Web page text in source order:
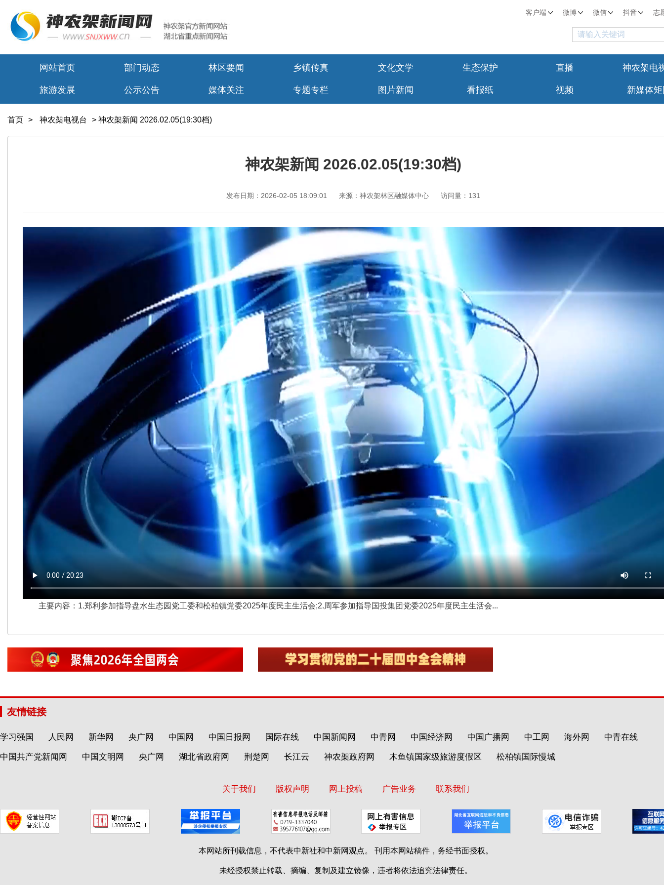
客户端 微博 微信 抖音 志
网站首页 部门动态 林区要闻 乡镇传真 文化文学 生态保护 直播 神农架电
旅游发展 公示公告 媒体关注 专题专栏 图片新闻 看报纸 视频 新媒体
首页 > 神农架电视台 > 神农架新闻 2026.02.05(19:30档)
神农架新闻 2026.02.05(19:30档)
发布日期：2026-02-05 18:09:01 来源：神农架林区融媒体中心 访问量：131
主要内容：1.郑利参加指导盘水生态园党工委和松柏镇党委2025年度民主生活会;2.周军参加指导国投集团党委2025年度民主生活会...
友情链接
学习强国 人民网 新华网 央广网 中国网 中国日报网 国际在线 中国新闻网 中青网 中国经济网 中国广播网 中工网 海外网 中青在线
中国共产党新闻网 中国文明网 央广网 湖北省政府网 荆楚网 长江云 神农架政府网 木鱼镇国家级旅游度假区 松柏镇国际慢城
关于我们 版权声明 网上投稿 广告业务 联系我们
本网站所刊载信息，不代表中新社和中新网观点。 刊用本网站稿件，务经书面授权。
未经授权禁止转载、摘编、复制及建立镜像，违者将依法追究法律责任。